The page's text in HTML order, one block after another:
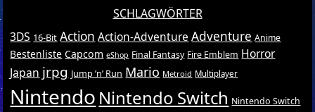
SCHLAGWÖRTER
3DS 16-Bit Action Action-Adventure Adventure Anime
Bestenliste Capcom eShop Final Fantasy Fire Emblem Horror
Japan jrpg Jump ’n’ Run Mario Metroid Multiplayer
Nintendo Nintendo Switch Nintendo Switch